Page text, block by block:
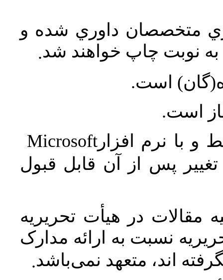
متخصصان داوري شده و
نوبت چاپ خواهند شد.
است.
است.
و با نرم افزارMicrosoft
پس از آن قابل قبول
مقالات در هیأت تحریریه
نسبت به ارائه مدارک
اند، متعهد نمی‌باشد.